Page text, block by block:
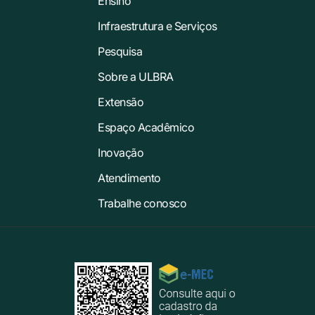
Infraestrutura e Serviços
Pesquisa
Sobre a ULBRA
Extensão
Espaço Acadêmico
Inovação
Atendimento
Trabalhe conosco